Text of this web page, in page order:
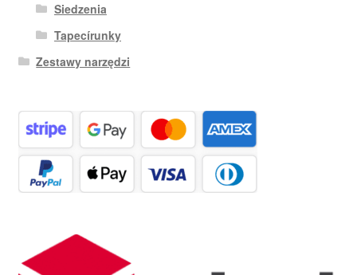
Siedzenia
Tapecírunky
Zestawy narzędzi